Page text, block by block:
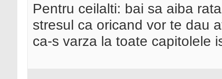
Pentru ceilalti: bai sa aiba
stresul ca oricand vor te dau
ca-s varza la toate capitolele